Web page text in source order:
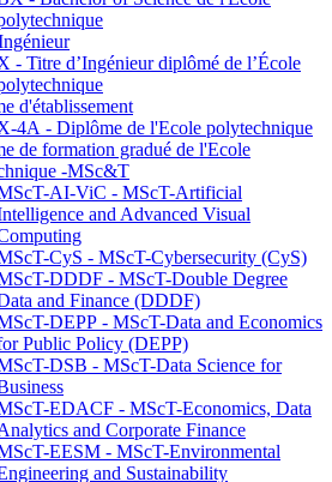
- Titre d’Ingénieur diplômé de l’École
d'établissement
4A - Diplôme de l'Ecole polytechnique
de formation gradué de l'Ecole
-MSc&T
AI-ViC - MScT-Artificial
and Advanced Visual
CyS - MScT-Cybersecurity (CyS)
DDDF - MScT-Double Degree
and Finance (DDDF)
DEPP - MScT-Data and Economics
Public Policy (DEPP)
DSB - MScT-Data Science for
EDACF - MScT-Economics, Data
and Corporate Finance
EESM - MScT-Environmental
and Sustainability